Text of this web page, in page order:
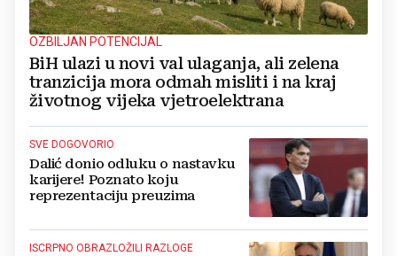
OZBILJAN POTENCIJAL
BiH ulazi u novi val ulaganja, ali zelena
tranzicija mora odmah misliti i na kraj
životnog vijeka vjetroelektrana
SVE DOGOVORIO
Dalić donio odluku o nastavku
karijere! Poznato koju
reprezentaciju preuzima
ISCRPNO OBRAZLOŽILI RAZLOGE